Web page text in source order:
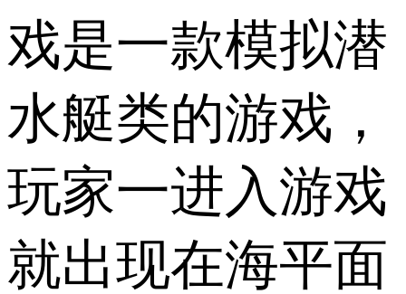
戏是一款模拟潜
水艇类的游戏，
玩家一进入游戏
就出现在海平面